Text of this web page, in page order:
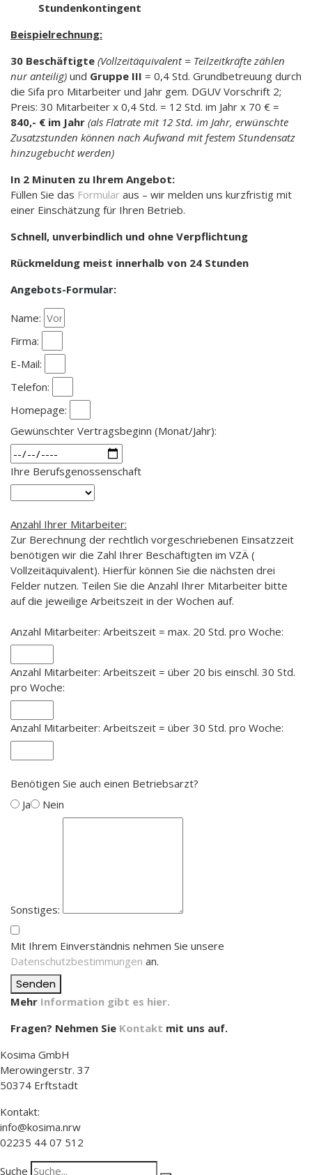
Stundenkontingent
Beispielrechnung:
30 Beschäftigte (Vollzeitäquivalent = Teilzeitkräfte zählen
nur anteilig) und Gruppe III = 0,4 Std. Grundbetreuung durch
die Sifa pro Mitarbeiter und Jahr gem. DGUV Vorschrift 2;
Preis: 30 Mitarbeiter x 0,4 Std. = 12 Std. im Jahr x 70 € =
840,- € im Jahr (als Flatrate mit 12 Std. im Jahr, erwünschte
Zusatzstunden können nach Aufwand mit festem Stundensatz
hinzugebucht werden)
In 2 Minuten zu Ihrem Angebot:
Füllen Sie das Formular aus – wir melden uns kurzfristig mit
einer Einschätzung für Ihren Betrieb.
Schnell, unverbindlich und ohne Verpflichtung
Rückmeldung meist innerhalb von 24 Stunden
Angebots-Formular:
Name:
Firma:
E-Mail:
Telefon:
Homepage:
Gewünschter Vertragsbeginn (Monat/Jahr):
Ihre Berufsgenossenschaft
Anzahl Ihrer Mitarbeiter:
Zur Berechnung der rechtlich vorgeschriebenen Einsatzzeit
benötigen wir die Zahl Ihrer Beschäftigten im VZÄ (
Vollzeitäquivalent). Hierfür können Sie die nächsten drei
Felder nutzen. Teilen Sie die Anzahl Ihrer Mitarbeiter bitte
auf die jeweilige Arbeitszeit in der Wochen auf.
Anzahl Mitarbeiter: Arbeitszeit = max. 20 Std. pro Woche:
Anzahl Mitarbeiter: Arbeitszeit = über 20 bis einschl. 30 Std.
pro Woche:
Anzahl Mitarbeiter: Arbeitszeit = über 30 Std. pro Woche:
Benötigen Sie auch einen Betriebsarzt?
Ja
Nein
Sonstiges:
Mit Ihrem Einverständnis nehmen Sie unsere
Datenschutzbestimmungen an.
Senden
Mehr Information gibt es hier.
Fragen? Nehmen Sie Kontakt mit uns auf.
Kosima GmbH
Merowingerstr. 37
50374 Erftstadt
Kontakt:
info@kosima.nrw
02235 44 07 512
Suche